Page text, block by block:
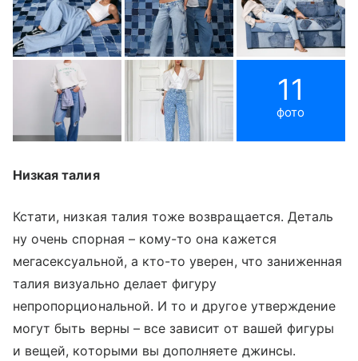
11
фото
Низкая талия
Кстати, низкая талия тоже возвращается. Деталь
ну очень спорная – кому-то она кажется
мегасексуальной, а кто-то уверен, что заниженная
талия визуально делает фигуру
непропорциональной. И то и другое утверждение
могут быть верны – все зависит от вашей фигуры
и вещей, которыми вы дополняете джинсы.